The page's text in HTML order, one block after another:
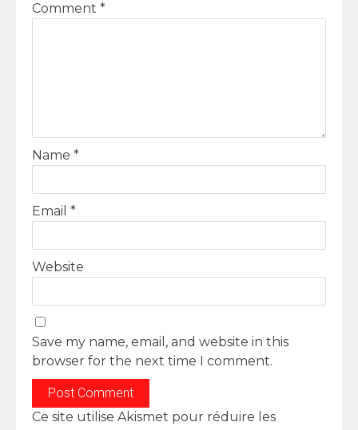
Comment *
Name *
Email *
Website
Save my name, email, and website in this
browser for the next time I comment.
Ce site utilise Akismet pour réduire les